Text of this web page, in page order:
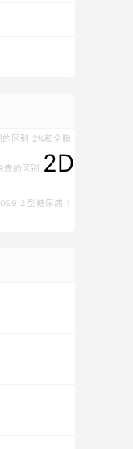
区别 2%和全脂
的区别 2D
2 型糖尿病 1